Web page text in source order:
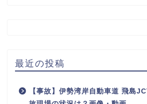
最近の投稿
【事故】伊勢湾岸自動車道 飛島